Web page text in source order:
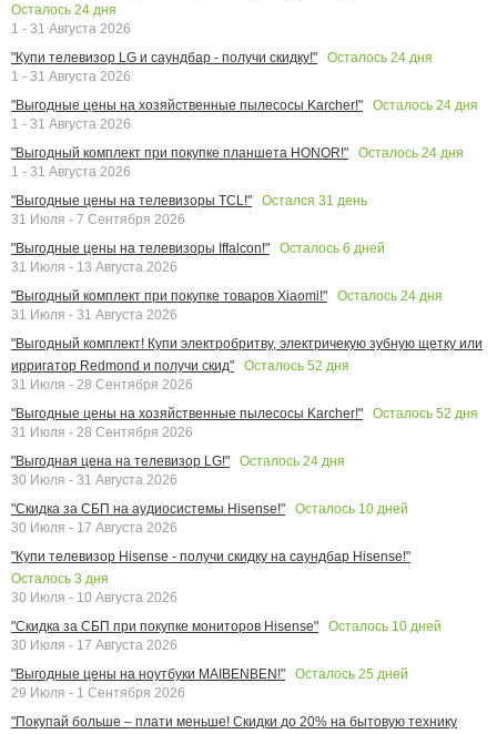
Осталось 24 дня
1 - 31 Августа 2026
"Купи телевизор LG и саундбар - получи скидку!"
Осталось 24 дня
1 - 31 Августа 2026
"Выгодные цены на хозяйственные пылесосы Karcher!"
Осталось 24 дня
1 - 31 Августа 2026
"Выгодный комплект при покупке планшета HONOR!"
Осталось 24 дня
1 - 31 Августа 2026
"Выгодные цены на телевизоры TCL!"
Остался 31 день
31 Июля - 7 Сентября 2026
"Выгодные цены на телевизоры Iffalcon!"
Осталось 6 дней
31 Июля - 13 Августа 2026
"Выгодный комплект при покупке товаров Xiaomi!"
Осталось 24 дня
31 Июля - 31 Августа 2026
"Выгодный комплект! Купи электробритву, электричекую зубную щетку или
ирригатор Redmond и получи скид"
Осталось 52 дня
31 Июля - 28 Сентября 2026
"Выгодные цены на хозяйственные пылесосы Karcher!"
Осталось 52 дня
31 Июля - 28 Сентября 2026
"Выгодная цена на телевизор LG!"
Осталось 24 дня
30 Июля - 31 Августа 2026
"Скидка за СБП на аудиосистемы Hisense!"
Осталось 10 дней
30 Июля - 17 Августа 2026
"Купи телевизор Hisense - получи скидку на саундбар Hisense!"
Осталось 3 дня
30 Июля - 10 Августа 2026
"Скидка за СБП при покупке мониторов Hisense"
Осталось 10 дней
30 Июля - 17 Августа 2026
"Выгодные цены на ноутбуки MAIBENBEN!"
Осталось 25 дней
29 Июля - 1 Сентября 2026
"Покупай больше – плати меньше! Скидки до 20% на бытовую технику